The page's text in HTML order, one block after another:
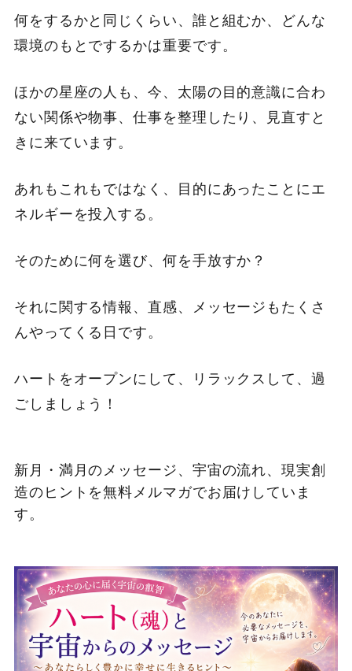
何をするかと同じくらい、誰と組むか、どんな
環境のもとでするかは重要です。
ほかの星座の人も、今、太陽の目的意識に合わ
ない関係や物事、仕事を整理したり、見直すと
きに来ています。
あれもこれもではなく、目的にあったことにエ
ネルギーを投入する。
そのために何を選び、何を手放すか？
それに関する情報、直感、メッセージもたくさ
んやってくる日です。
ハートをオープンにして、リラックスして、過
ごしましょう！
新月・満月のメッセージ、宇宙の流れ、現実創
造のヒントを無料メルマガでお届けしていま
す。